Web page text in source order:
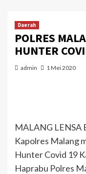
Daerah
POLRES
HUNTER
admin 1 Mei 2020
MALANG LENSA
Kapolres Malang
Hunter Covid 19
Haprabu Polres